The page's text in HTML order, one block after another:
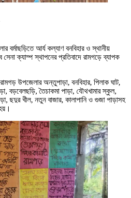
বর্মাছড়িতে আর্য কল্যাণ বনবিহার ও স্থানীয়
ক্যাম্প স্থাপনের প্রতিবাদে রামগড়ে ব্যাপক
উপজেলার অন্তুপাড়া, বনবিহার, পিলাক ঘাট,
বড়বেলছড়ি, তৈচাকমা পাড়া, যৌথখামার স্কুল,
ছদুর খীল, নতুন বাজার, কালাপানি ও গুজা পাড়াসহ